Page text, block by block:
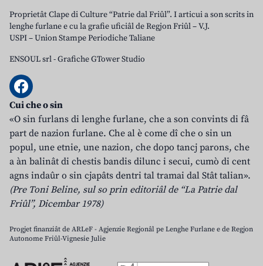
Proprietât Clape di Culture “Patrie dal Friûl”. I articui a son scrits in
lenghe furlane e cu la grafie uficiâl de Regjon Friûl – V.J.
USPI – Union Stampe Periodiche Taliane
ENSOUL srl-Grafiche GTower Studio
Cui che o sin
«O sin furlans di lenghe furlane, che a son convints di fâ
part de nazion furlane. Che al è come dî che o sin un
popul, une etnie, une nazion, che dopo tancj parons, che
a àn balinât di chestis bandis dilunc i secui, cumò di cent
agns indaûr o sin cjapâts dentri tal tramai dal Stât talian».
(Pre Toni Beline, sul so prin editoriâl de “La Patrie dal
Friûl”, Dicembar 1978)
Progjet finanziât de ARLeF - Agjenzie Regjonâl pe Lenghe Furlane e de Regjon
Autonome Friûl-Vignesie Julie